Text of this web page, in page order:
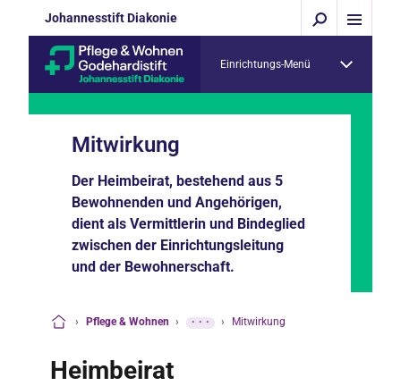
Johannesstift Diakonie
Einrichtungs-Menü
Mitwirkung
Der Heimbeirat, bestehend aus 5
Bewohnenden und Angehörigen,
dient als Vermittlerin und Bindeglied
zwischen der Einrichtungsleitung
und der Bewohnerschaft.
› Pflege & Wohnen › ··· › Mitwirkung
Heimbeirat